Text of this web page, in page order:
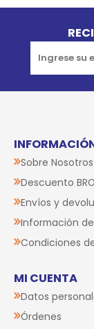
Sobre Nosotros
Descuento
Envíos y
Información
Condiciones
MI CUENTA
Datos
Órdenes